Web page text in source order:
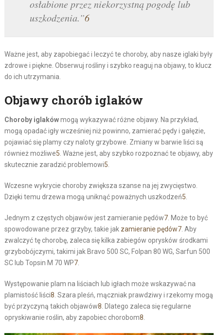
osłabione przez niekorzystną pogodę lub
uszkodzenia.”6
Ważne jest, aby zapobiegać i leczyć te choroby, aby nasze iglaki były
zdrowe i piękne. Obserwuj rośliny i szybko reaguj na objawy, to klucz
do ich utrzymania.
Objawy chorób iglaków
Choroby iglakówmogą wykazywać różne objawy. Na przykład,
mogą opadać igły wcześniej niż powinno, zamierać pędy i gałęzie,
pojawiać się plamy czy naloty grzybowe. Zmiany w barwie liści są
również możliwe5 . Ważne jest, aby szybko rozpoznać te objawy, aby
skutecznie zaradzić problemowi5
Wczesne wykrycie choroby zwiększa szanse na jej zwycięstwo.
Dzięki temu drzewa mogą uniknąć poważnych uszkodzeń5
Jednym z częstych objawów jest zamieranie pędów7. Może to być
spowodowane przez grzyby, takie jak zamieranie pędów7. Aby
zwalczyć tę chorobę, zaleca się kilka zabiegów oprysków środkami
grzybobójczymi, takimi jak Bravo 500 SC, Folpan 80 WG, Sarfun 500
SC lub Topsin M 70 WP7.
Występowanie plam na liściach lub igłach może wskazywać na
plamistość liści8 . Szara pleśń, mączniak prawdziwy i rzekomy mogą
być przyczyną takich objawów8 . Dlatego zaleca się regularne
opryskiwanie roślin, aby zapobiec chorobom8